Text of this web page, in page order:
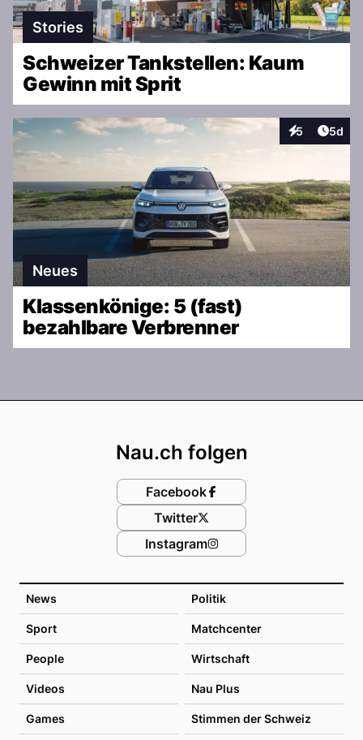
Stories
Schweizer Tankstellen: Kaum
Gewinn mit Sprit
5
Interaktionen
5d
Neues
Klassenkönige: 5 (fast)
bezahlbare Verbrenner
News Politik
Sport Matchcenter
People Wirtschaft
Videos Nau Plus
Games Stimmen der Schweiz
Nau.ch folgen
Facebook
Twitter
Instagram